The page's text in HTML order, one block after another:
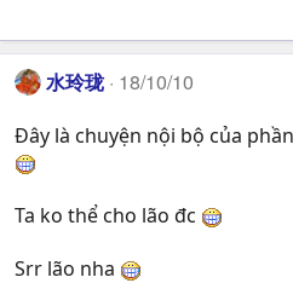
水玲珑 18/10/10
Đây là chuyện nội bộ của
Ta ko thể cho lão đc
Srr lão nha